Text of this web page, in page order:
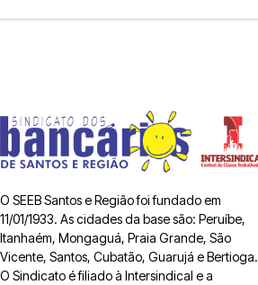
O SEEB Santos e Região foi fundado em
11/01/1933. As cidades da base são: Peruíbe,
Itanhaém, Mongaguá, Praia Grande, São
Vicente, Santos, Cubatão, Guarujá e Bertioga.
O Sindicato é filiado à Intersindical e a